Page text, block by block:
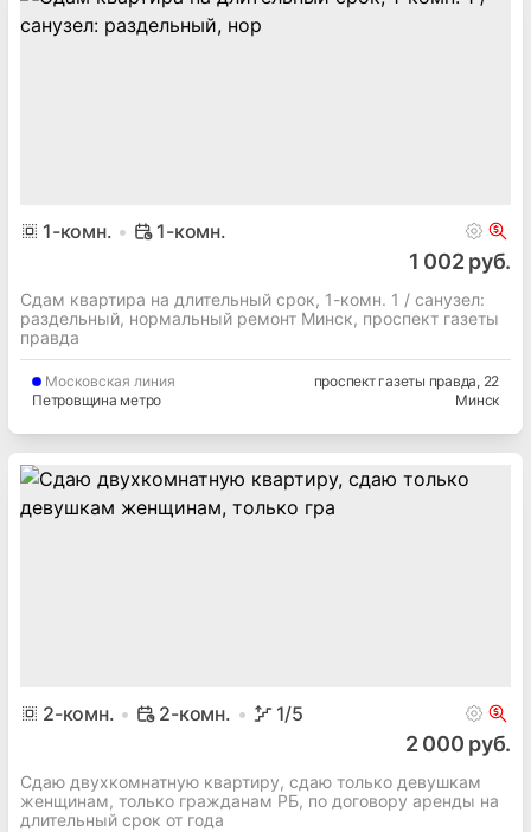
1-комн. 1-комн.
1 002 руб.
Сдам квартира на длительный срок, 1-комн. 1 / cанузел:
раздельный, нормальный ремонт Минск, проспект газеты
правда
Московская линия
Петровщина метро
проспект газеты правда, 22
Минск
2-комн. 2-комн. 1/5
2 000 руб.
Сдаю двухкомнатную квартиру, сдаю только девушкам
женщинам, только гражданам РБ, по договору аренды на
длительный срок от года